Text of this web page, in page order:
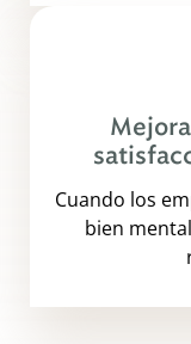
Cuando los
bien